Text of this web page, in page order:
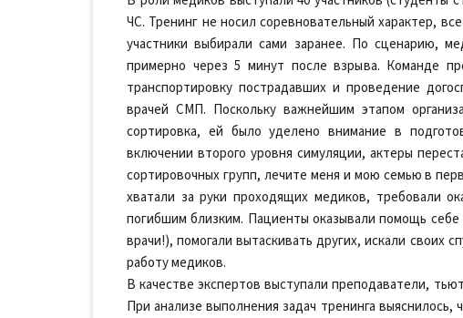
ЧС. Тренинг не носил соревновательный характер,
участники выбирали сами заранее. По сценарию,
примерно через 5 минут после взрыва. Команде
транспортировку пострадавших и проведение
врачей СМП. Поскольку важнейшим этапом
сортировка, ей было уделено внимание в
включении второго уровня симуляции, актеры
сортировочных групп, лечите меня и мою семью в
хватали за руки проходящих медиков, требовали
погибшим близким. Пациенты оказывали помощь
врачи!), помогали вытаскивать других, искали своих
работу медиков.
В качестве экспертов выступали преподаватели,
При анализе выполнения задач тренинга